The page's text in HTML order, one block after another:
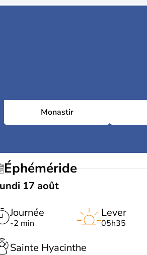
Monastir
Éphéméride
17 août
Journée
-2 min
Lever
05h35
Sainte Hyacinthe